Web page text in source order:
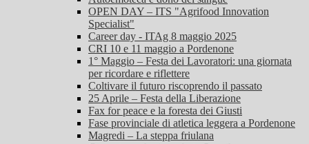
OPEN DAY – ITS "Agrifood Innovation
Specialist"
Career day - ITAg 8 maggio 2025
CRI 10 e 11 maggio a Pordenone
1° Maggio – Festa dei Lavoratori: una giornata
per ricordare e riflettere
Coltivare il futuro riscoprendo il passato
25 Aprile – Festa della Liberazione
Fax for peace e la foresta dei Giusti
Fase provinciale di atletica leggera a Pordenone
Magredi – La steppa friulana